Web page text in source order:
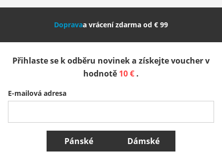
Nederland Italia (Italiano) Italien (Deutsch)
Slovenija
Belgique (Français) Danmark Norge
Všechny země
Dopravaa vrácení zdarma od € 99
Přihlaste se k odběru novinek a získejte voucher v
hodnotě 10 € .
E-mailová adresa
Pánské Dámské